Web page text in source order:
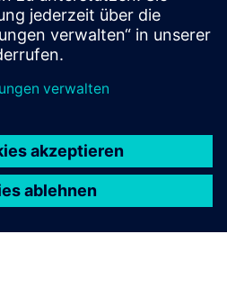
und Getränkeindustrie